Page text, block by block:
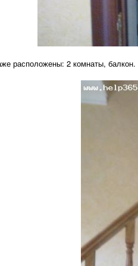
расположены: 2 комнаты, балкон.